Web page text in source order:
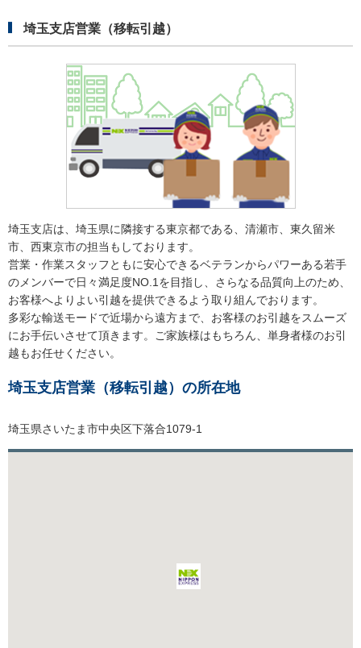
埼玉支店営業（移転引越）
埼玉支店は、埼玉県に隣接する東京都である、清瀬市、東久留米
市、西東京市の担当もしております。
営業・作業スタッフともに安心できるベテランからパワーある若手
のメンバーで日々満足度NO.1を目指し、さらなる品質向上のため、
お客様へよりよい引越を提供できるよう取り組んでおります。
多彩な輸送モードで近場から遠方まで、お客様のお引越をスムーズ
にお手伝いさせて頂きます。ご家族様はもちろん、単身者様のお引
越もお任せください。
埼玉支店営業（移転引越）の所在地
埼玉県さいたま市中央区下落合1079-1